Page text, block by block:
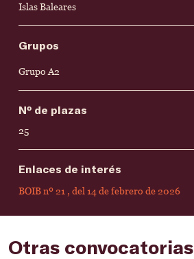
Islas Baleares
Grupos
Grupo A2
Nº de plazas
25
Enlaces de interés
BOIB nº 21 , del 14 de febrero de 2026
Otras convocatorias